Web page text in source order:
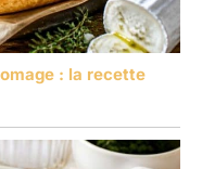
: la recette